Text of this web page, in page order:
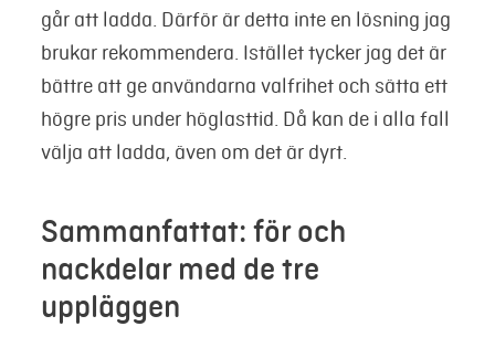
går att ladda. Därför är detta inte en lösning jag
brukar rekommendera. Istället tycker jag det är
bättre att ge användarna valfrihet och sätta ett
högre pris under höglasttid. Då kan de i alla fall
välja att ladda, även om det är dyrt.
Sammanfattat: för och
nackdelar med de tre
uppläggen